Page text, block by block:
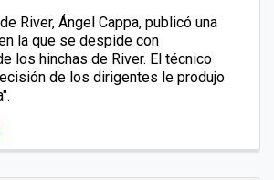
River, Ángel Cappa, publicó una
la que se despide con
los hinchas de River. El técnico
de los dirigentes le produjo